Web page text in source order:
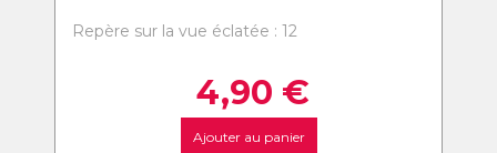
Repère sur la vue éclatée : 12
4,90 €
Ajouter au panier